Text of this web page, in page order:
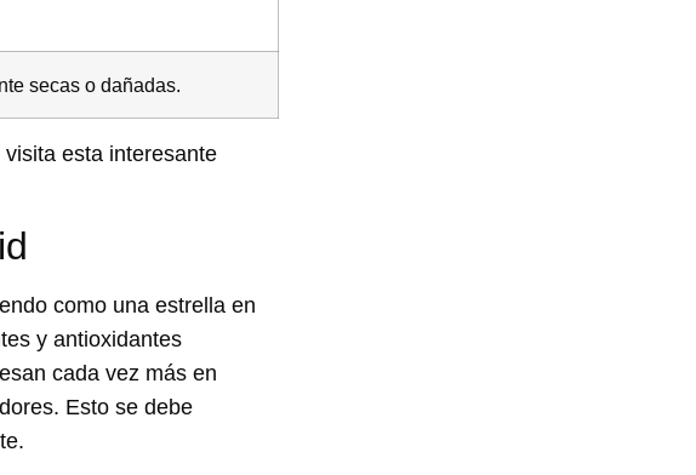
secas o dañadas.
esta interesante
como una estrella en
y antioxidantes
cada vez más en
Esto se debe